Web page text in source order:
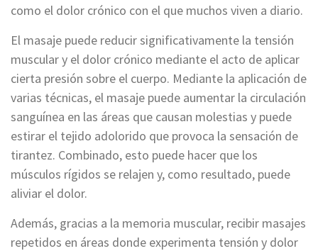
como el dolor crónico con el que muchos viven a diario.
El masaje puede reducir significativamente la tensión
muscular y el dolor crónico mediante el acto de aplicar
cierta presión sobre el cuerpo. Mediante la aplicación de
varias técnicas, el masaje puede aumentar la circulación
sanguínea en las áreas que causan molestias y puede
estirar el tejido adolorido que provoca la sensación de
tirantez. Combinado, esto puede hacer que los
músculos rígidos se relajen y, como resultado, puede
aliviar el dolor.
Además, gracias a la memoria muscular, recibir masajes
repetidos en áreas donde experimenta tensión y dolor